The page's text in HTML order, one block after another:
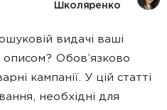
Школяренко
видачі ваші
Обов’язково
кампанії. У цій статті
необхідні для